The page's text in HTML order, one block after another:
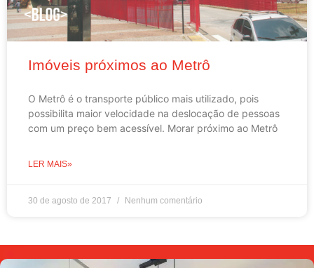
Imóveis próximos ao Metrô
O Metrô é o transporte público mais utilizado, pois
possibilita maior velocidade na deslocação de pessoas
com um preço bem acessível. Morar próximo ao Metrô
LER MAIS»
30 de agosto de 2017 Nenhum comentário